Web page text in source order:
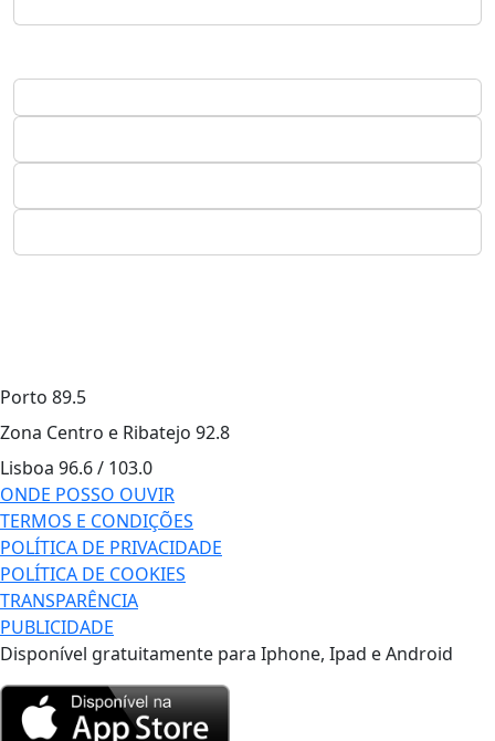
Porto 89.5
Zona Centro e Ribatejo 92.8
Lisboa 96.6 / 103.0
ONDE POSSO OUVIR
TERMOS E CONDIÇÕES
POLÍTICA DE PRIVACIDADE
POLÍTICA DE COOKIES
TRANSPARÊNCIA
PUBLICIDADE
Disponível gratuitamente para Iphone, Ipad e Android